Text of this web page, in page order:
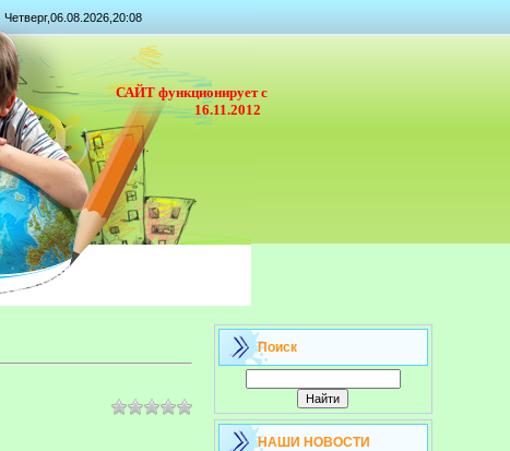
Четверг,06.08.2026,20:08
САЙТ функционирует с
16.11.2012
Поиск
НАШИ НОВОСТИ